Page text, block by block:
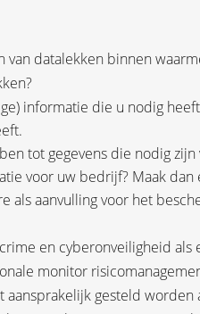
datalekken binnen
informatie die u nodig
tot gegevens die nodig
voor uw bedrijf? Maak
als aanvulling voor het
en cyberonveiligheid als
monitor
gesteld worden